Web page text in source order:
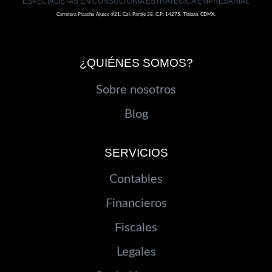
Carretera Picacho Ajusco #21, Col. Paraje 38, C.P: 14275, Tlalpan, CDMX.
¿QUIÉNES SOMOS?
Sobre nosotros
Blog
SERVICIOS
Contables
Financieros
Fiscales
Legales